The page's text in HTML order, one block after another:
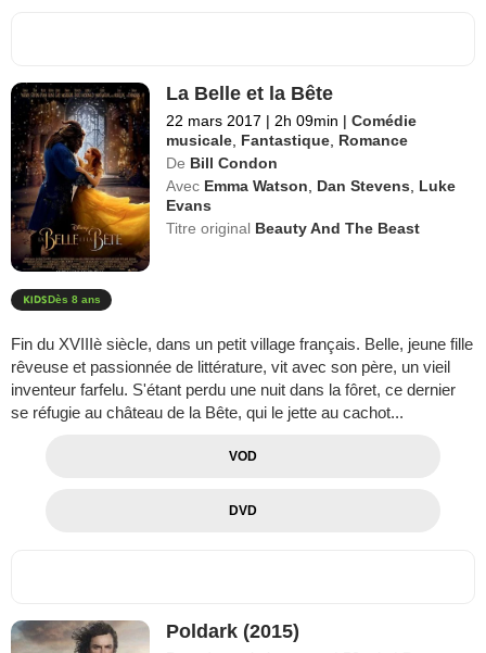
La Belle et la Bête
22 mars 2017 | 2h 09min | Comédie
musicale Fantastique Romance
De Bill Condon
Avec Emma Watson Dan Stevens
Luke
Evans
Titre original Beauty And The Beast
Dès 8 ans
Fin du XVIIIè siècle, dans un petit village français. Belle, jeune fille
rêveuse et passionnée de littérature, vit avec son père, un vieil
inventeur farfelu. S'étant perdu une nuit dans la fôret, ce dernier
se réfugie au château de la Bête, qui le jette au cachot...
VOD
DVD
Poldark (2015)